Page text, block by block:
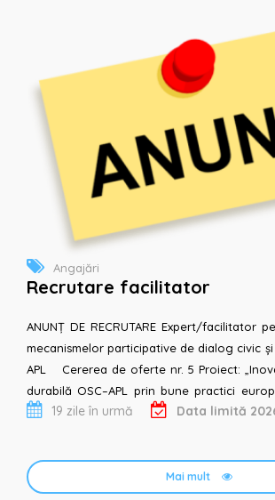
Angajări
Recrutare facilitator
ANUNȚ DE RECRUTARE Expert/facilitator pentru dezvoltarea
mecanismelor participative de dialog civic
APL Cererea de oferte nr. 5 Proiect: „Inovație și cooperare
durabilă OSC–APL prin bune practici europene”
Asociaț...19 zile în urmă Data limită
Mai mult